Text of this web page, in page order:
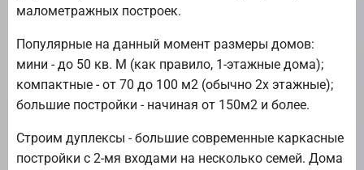
малометражных построек.
Популярные на данный момент размеры домов:
мини - до 50 кв. М (как правило, 1-этажные дома);
компактные - от 70 до 100 м2 (обычно 2х этажные);
большие постройки - начиная от 150м2 и более.
Строим дуплексы - большие современные каркасные
постройки с 2-мя входами на несколько семей. Дома